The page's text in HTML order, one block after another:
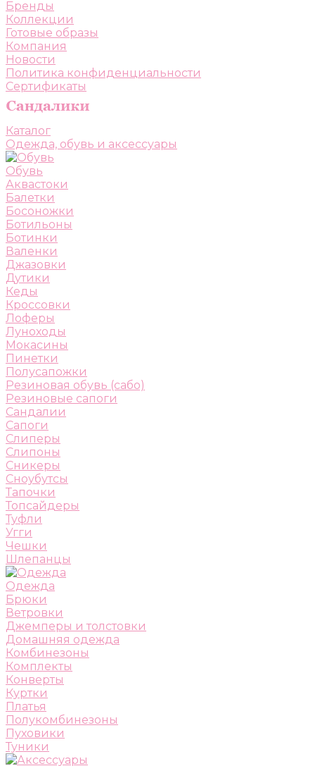
Бренды
Коллекции
Готовые образы
Компания
Новости
Политика конфиденциальности
Сертификаты
Каталог
Одежда, обувь и аксессуары
Обувь
Аквастоки
Балетки
Босоножки
Ботильоны
Ботинки
Валенки
Джазовки
Дутики
Кеды
Кроссовки
Лоферы
Луноходы
Мокасины
Пинетки
Полусапожки
Резиновая обувь (сабо)
Резиновые сапоги
Сандалии
Сапоги
Слиперы
Слипоны
Сникеры
Сноубутсы
Тапочки
Топсайдеры
Туфли
Угги
Чешки
Шлепанцы
Одежда
Брюки
Ветровки
Джемперы и толстовки
Домашняя одежда
Комбинезоны
Комплекты
Конверты
Куртки
Платья
Полукомбинезоны
Пуховики
Туники